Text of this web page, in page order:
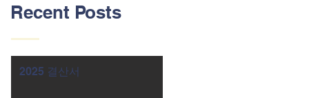
Recent Posts
2025 결산서